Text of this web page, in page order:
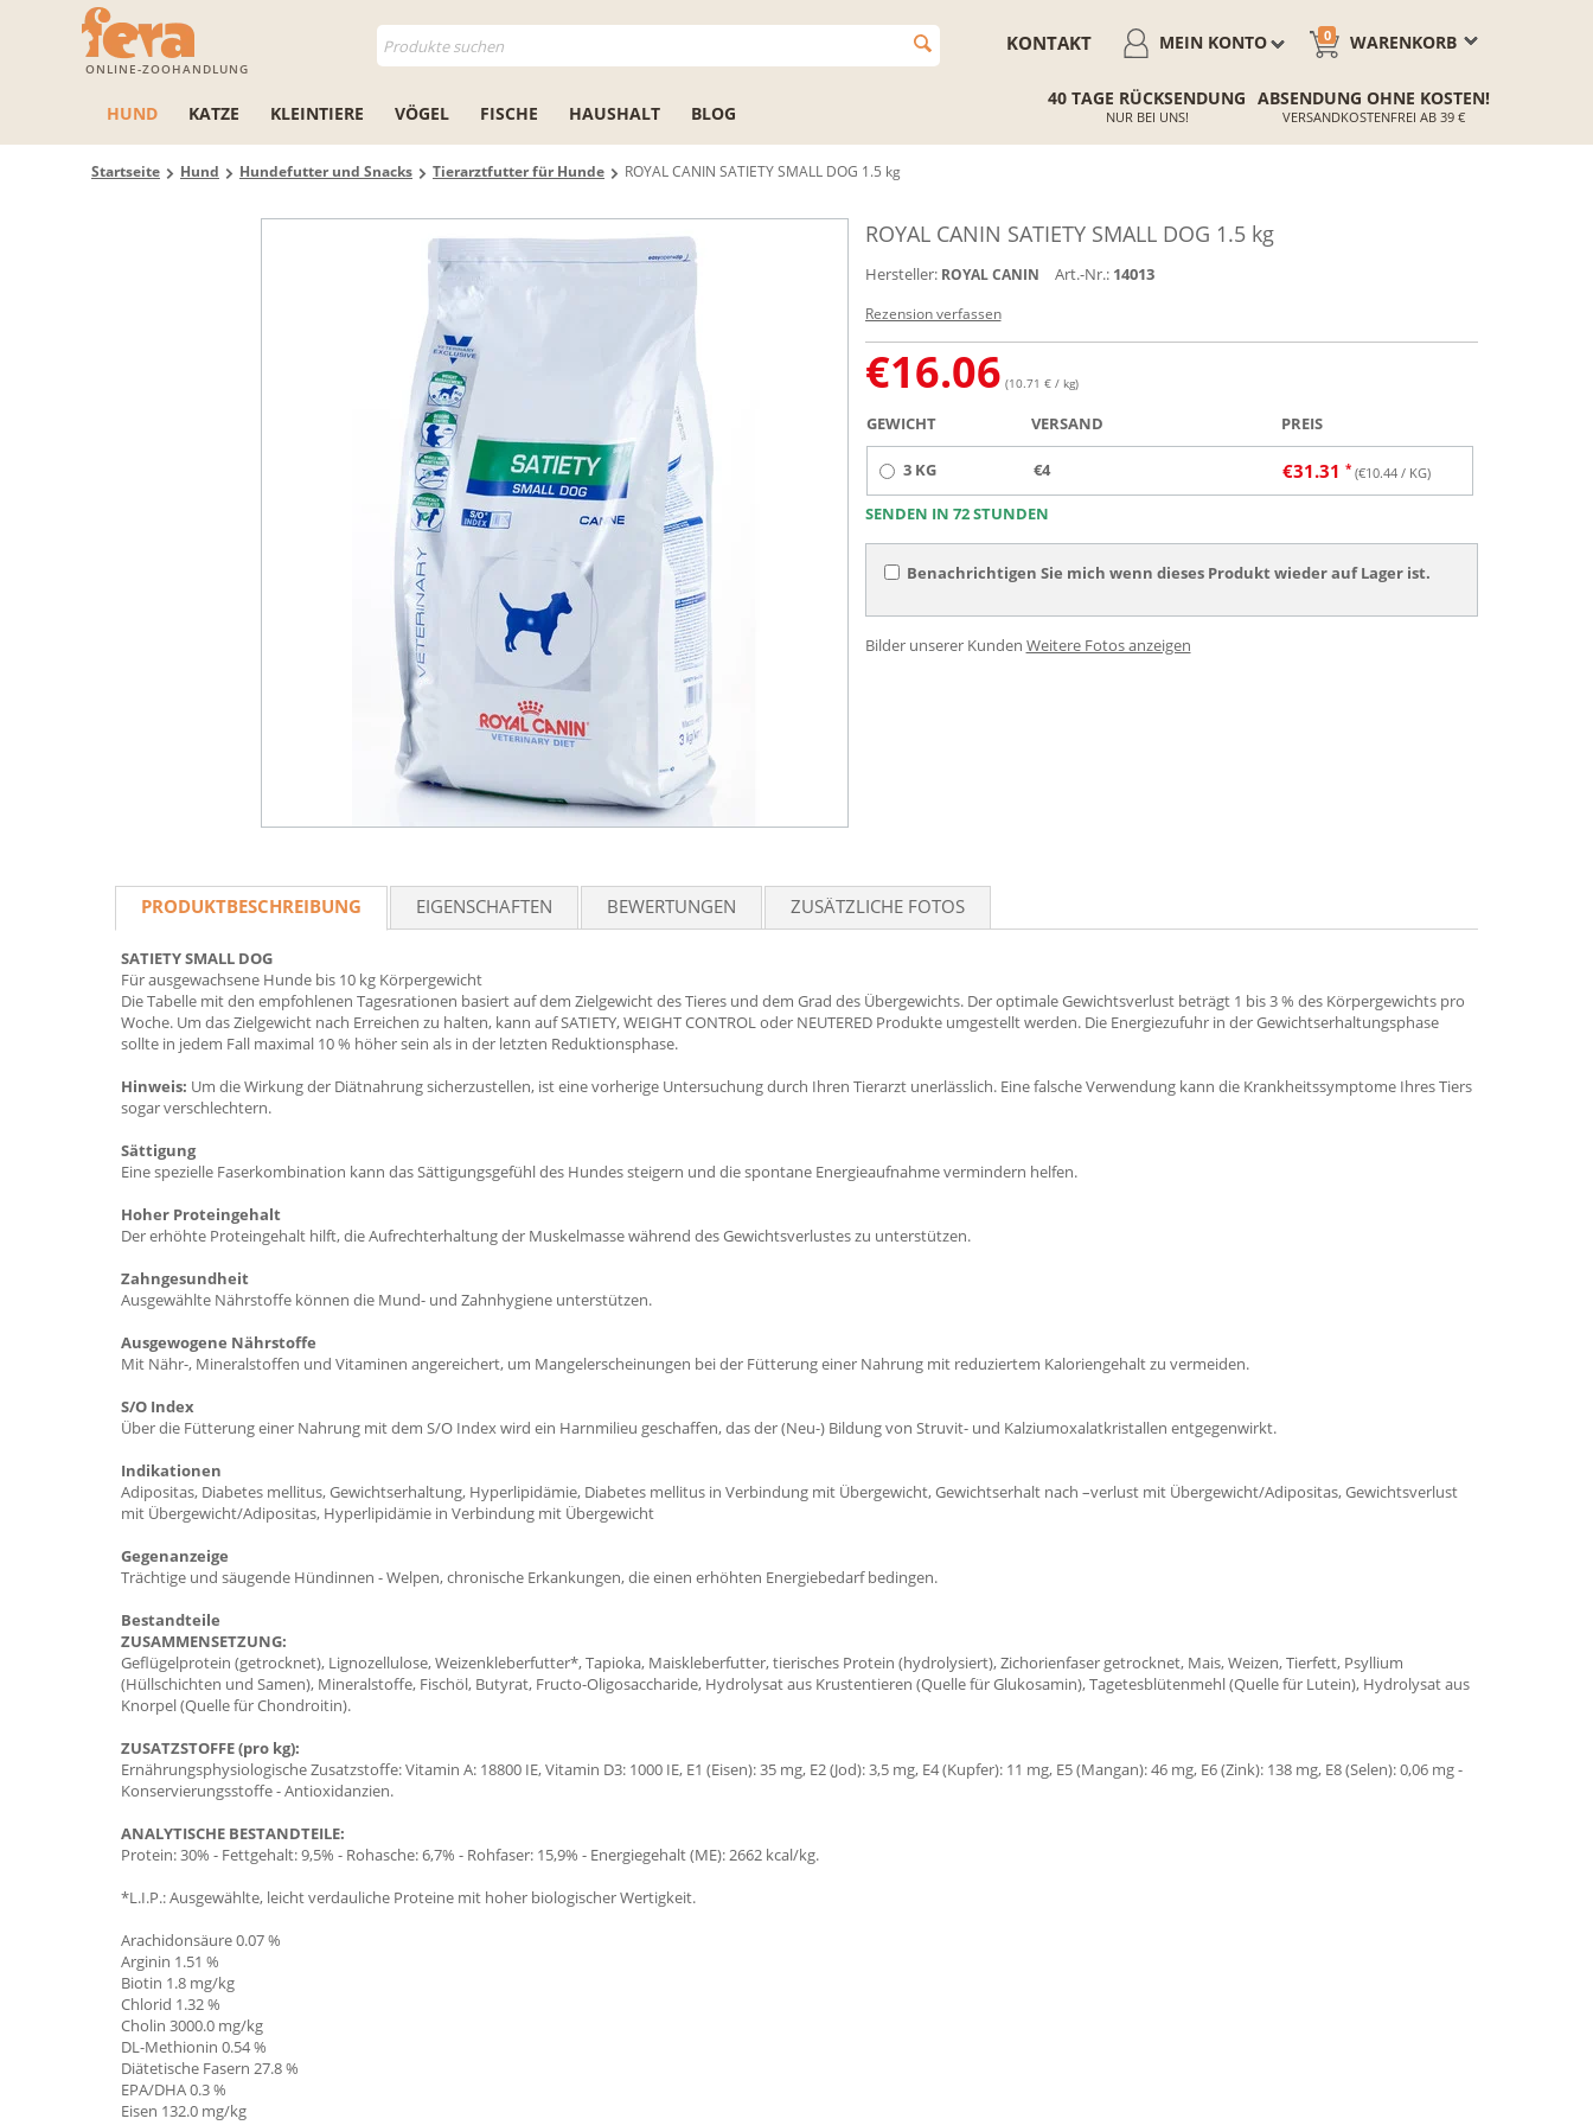
ONLINE-ZOOHANDLUNG
WARENKORB
0
MEIN KONTO
KONTAKT
HUND KATZE KLEINTIERE VÖGEL FISCHE HAUSHALT BLOG
40 TAGE RÜCKSENDUNG
NUR BEI UNS!
ABSENDUNG OHNE KOSTEN!
VERSANDKOSTENFREI AB 39 €
Startseite Hund Hundefutter und Snacks Tierarztfutter für Hunde ROYAL CANIN SATIETY SMALL DOG 1.5 kg
ROYAL CANIN SATIETY SMALL DOG 1.5 kg
Hersteller: ROYAL CANIN Art.-Nr.: 14013
Rezension verfassen
€16.06 (10.71 € / kg)
GEWICHT VERSAND PREIS
3 KG €4 €31.31 (€10.44/ KG)
SENDEN IN 72 STUNDEN
Benachrichtigen Sie mich wenn dieses Produkt wieder auf Lager ist.
Bilder unserer Kunden Weitere Fotos anzeigen
PRODUKTBESCHREIBUNG EIGENSCHAFTEN BEWERTUNGEN ZUSÄTZLICHE FOTOS
SATIETY SMALL DOG
Für ausgewachsene Hunde bis 10 kg Körpergewicht
Die Tabelle mit den empfohlenen Tagesrationen basiert auf dem Zielgewicht des Tieres und dem Grad des Übergewichts. Der optimale Gewichtsverlust beträgt 1 bis 3 % des Körpergewichts pro
Woche. Um das Zielgewicht nach Erreichen zu halten, kann auf SATIETY, WEIGHT CONTROL oder NEUTERED Produkte umgestellt werden. Die Energiezufuhr in der Gewichtserhaltungsphase
sollte in jedem Fall maximal 10 % höher sein als in der letzten Reduktionsphase.
Hinweis: Um die Wirkung der Diätnahrung sicherzustellen, ist eine vorherige Untersuchung durch Ihren Tierarzt unerlässlich. Eine falsche Verwendung kann die Krankheitssymptome Ihres Tiers
sogar verschlechtern.
Sättigung
Eine spezielle Faserkombination kann das Sättigungsgefühl des Hundes steigern und die spontane Energieaufnahme vermindern helfen.
Hoher Proteingehalt
Der erhöhte Proteingehalt hilft, die Aufrechterhaltung der Muskelmasse während des Gewichtsverlustes zu unterstützen.
Zahngesundheit
Ausgewählte Nährstoffe können die Mund- und Zahnhygiene unterstützen.
Ausgewogene Nährstoffe
Mit Nähr-, Mineralstoffen und Vitaminen angereichert, um Mangelerscheinungen bei der Fütterung einer Nahrung mit reduziertem Kaloriengehalt zu vermeiden.
S/O Index
Über die Fütterung einer Nahrung mit dem S/O Index wird ein Harnmilieu geschaffen, das der (Neu-) Bildung von Struvit- und Kalziumoxalatkristallen entgegenwirkt.
Indikationen
Adipositas, Diabetes mellitus, Gewichtserhaltung, Hyperlipidämie, Diabetes mellitus in Verbindung mit Übergewicht, Gewichtserhalt nach –verlust mit Übergewicht/Adipositas, Gewichtsverlust
mit Übergewicht/Adipositas, Hyperlipidämie in Verbindung mit Übergewicht
Gegenanzeige
Trächtige und säugende Hündinnen - Welpen, chronische Erkankungen, die einen erhöhten Energiebedarf bedingen.
Bestandteile
ZUSAMMENSETZUNG:
Geflügelprotein (getrocknet), Lignozellulose, Weizenkleberfutter*, Tapioka, Maiskleberfutter, tierisches Protein (hydrolysiert), Zichorienfaser getrocknet, Mais, Weizen, Tierfett, Psyllium
(Hüllschichten und Samen), Mineralstoffe, Fischöl, Butyrat, Fructo-Oligosaccharide, Hydrolysat aus Krustentieren (Quelle für Glukosamin), Tagetesblütenmehl (Quelle für Lutein), Hydrolysat aus
Knorpel (Quelle für Chondroitin).
ZUSATZSTOFFE (pro kg):
Ernährungsphysiologische Zusatzstoffe: Vitamin A: 18800 IE, Vitamin D3: 1000 IE, E1 (Eisen): 35 mg, E2 (Jod): 3,5 mg, E4 (Kupfer): 11 mg, E5 (Mangan): 46 mg, E6 (Zink): 138 mg, E8 (Selen): 0,06 mg -
Konservierungsstoffe - Antioxidanzien.
ANALYTISCHE BESTANDTEILE:
Protein: 30% - Fettgehalt: 9,5% - Rohasche: 6,7% - Rohfaser: 15,9% - Energiegehalt (ME): 2662 kcal/kg.
*L.I.P.: Ausgewählte, leicht verdauliche Proteine mit hoher biologischer Wertigkeit.
Arachidonsäure 0.07 %
Arginin 1.51 %
Biotin 1.8 mg/kg
Chlorid 1.32 %
Cholin 3000.0 mg/kg
DL-Methionin 0.54 %
Diätetische Fasern 27.8 %
EPA/DHA0.3 %
Eisen 132.0 mg/kg